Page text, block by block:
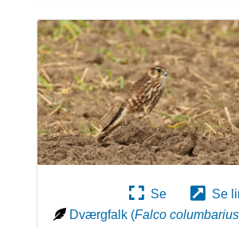
Se
Se
Dværgfalk (Falco columbarius